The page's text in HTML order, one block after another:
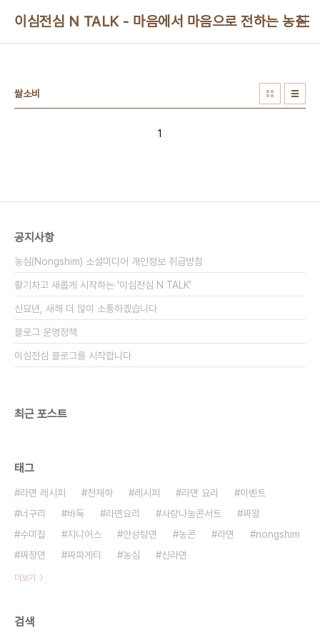
이심전심 N TALK - 마음에서 마음으로 전하는 농심
쌀소비
1
공지사항
농심(Nongshim) 소셜미디어 개인정보 취급방침
활기차고 새롭게 시작하는 '이심전심 N TALK'
신묘년, 새해 더 많이 소통하겠습니다
블로그 운영정책
이심전심 블로그를 시작합니다
최근 포스트
태그
라면 레시피 천재하 레시피 라면 요리
이벤트
너구리
바둑 라면요리 사랑나눔콘서트
짜왕
수미칩
지니어스 안성탕면 농콘 라면
nongshim
짜장면
짜파게티 농심 신라면
더보기
검색